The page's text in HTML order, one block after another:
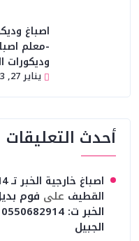
-معلم
وديكورات
يناير 27, 2023
أحدث التعليقات
القطيف على فوم
الجبيل